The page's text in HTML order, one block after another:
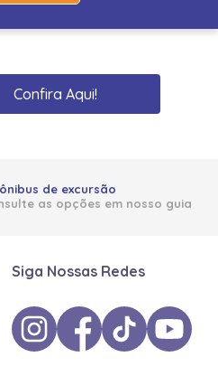
Confira Aqui!
de excursão
as opções em nosso guia
Siga Nossas Redes